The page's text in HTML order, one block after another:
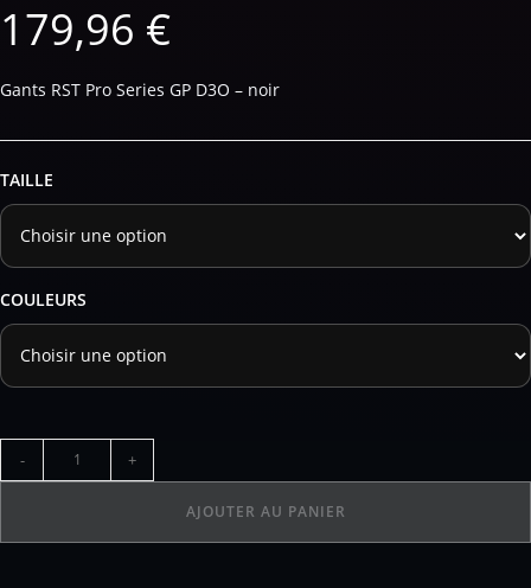
179,96 €
Gants RST Pro Series GP D3O – noir
TAILLE
COULEURS
- +
AJOUTER AU PANIER